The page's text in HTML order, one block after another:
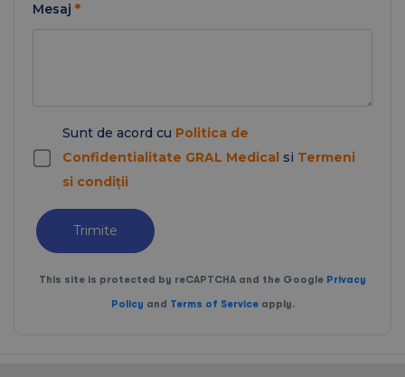
Mesaj *
Sunt de acord cu Politica de
Confidentialitate GRAL Medical si Termeni
si condiții
Trimite
This site is protected by reCAPTCHA and the Google Privacy
Policy and Terms of Serviceapply.